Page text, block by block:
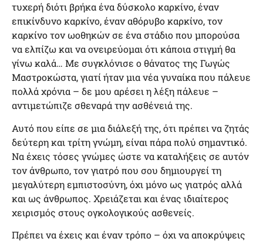
τυχερή διότι βρήκα ένα δύσκολο καρκίνο, έναν
επικίνδυνο καρκίνο, έναν αθόρυβο καρκίνο, τον
καρκίνο τον ωοθηκών σε ένα στάδιο που μπορούσα
να ελπίζω και να ονειρεύομαι ότι κάποια στιγμή θα
γίνω καλά… Με συγκλόνισε ο θάνατος της Γωγώς
Μαστροκώστα, γιατί ήταν μια νέα γυναίκα που πάλευε
πολλά χρόνια – δε μου αρέσει η λέξη πάλευε –
αντιμετώπιζε σθεναρά την ασθένειά της.
Αυτό που είπε σε μια διάλεξή της, ότι πρέπει να ζητάς
δεύτερη και τρίτη γνώμη, είναι πάρα πολύ σημαντικό.
Να έχεις τόσες γνώμες ώστε να καταλήξεις σε αυτόν
τον άνθρωπο, τον γιατρό που σου δημιουργεί τη
μεγαλύτερη εμπιστοσύνη, όχι μόνο ως γιατρός αλλά
και ως άνθρωπος. Χρειάζεται και ένας ιδιαίτερος
χειρισμός στους ογκολογικούς ασθενείς.
Πρέπει να έχεις και έναν τρόπο – όχι να αποκρύψεις